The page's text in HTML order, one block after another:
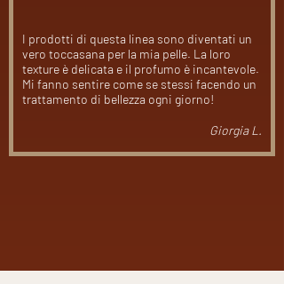
I prodotti di questa linea sono diventati un
vero toccasana per la mia pelle. La loro
texture è delicata e il profumo è incantevole.
Mi fanno sentire come se stessi facendo un
trattamento di bellezza ogni giorno!
Giorgia L.